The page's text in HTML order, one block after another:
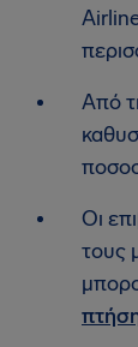
Από
Οι
τους